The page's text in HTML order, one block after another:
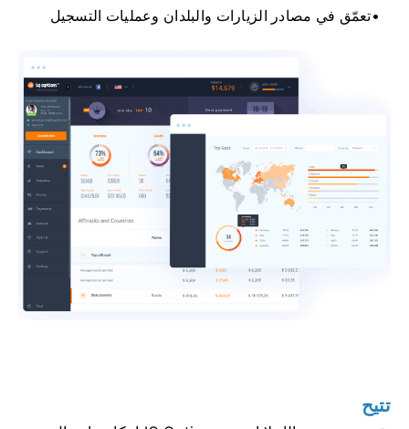
تعمّق في مصادر الزيارات والبلدان وعمليات التسجيل
تتيح